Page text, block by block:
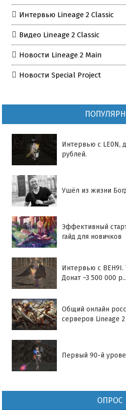
Интервью Lineage 2 Classic
Видео Lineage 2 Classic
Новости Lineage 2 Main
Новости Special Project
Интервью с LE0N,
рублей.
Ушёл из жизни
Эффективный
гайд для новичков
Интервью с BEH9I.
Донат ~3 500 000 р...
Общий онлайн
серверов Lineage 2
Первый 90-й
ОПРОС